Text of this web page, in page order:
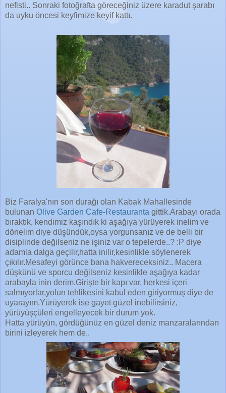
nefisti.. Sonraki fotoğrafta göreceğiniz üzere karadut şarabı
da uyku öncesi keyfimize keyif kattı.
Biz Faralya'nın son durağı olan Kabak Mahallesinde
bulunan Olive Garden Cafe-Restauranta gittik.Arabayı orada
bıraktık, kendimiz kaşındık ki aşağıya yürüyerek inelim ve
dönelim diye düşündük,oysa yorgunsanız ve de belli bir
disiplinde değilseniz ne işiniz var o tepelerde..? :P diye
adamla dalga geçilir,hatta inilir,kesinlikle söylenerek
çıkılır.Mesafeyi görünce bana hakvereceksiniz.. Macera
düşkünü ve sporcu değilseniz kesinlikle aşağıya kadar
arabayla inin derim.Girişte bir kapı var, herkesi içeri
salmıyorlar,yolun tehlikesini kabul eden giriyormuş diye de
uyarayım.Yürüyerek ise gayet güzel inebilirsiniz,
yürüyüşçüleri engelleyecek bir durum yok.
Hatta yürüyün, gördüğünüz en güzel deniz manzaralarından
birini izleyerek hem de..